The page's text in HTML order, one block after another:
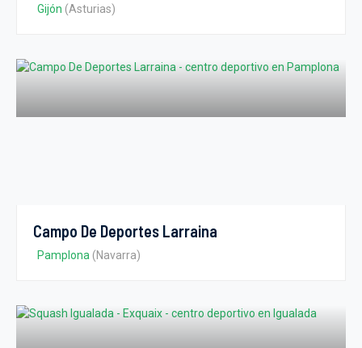
Gijón (Asturias)
Campo De Deportes Larraina
Pamplona (Navarra)